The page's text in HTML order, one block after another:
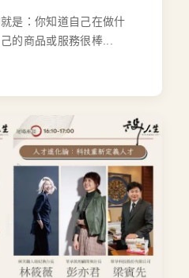
是：你知道自己在做什
的商品或服務很棒...